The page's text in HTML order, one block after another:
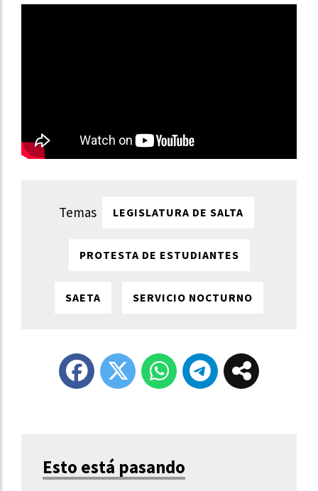
LEGISLATURA DE SALTA
PROTESTA DE ESTUDIANTES
SAETA SERVICIO NOCTURNO
Esto está pasando